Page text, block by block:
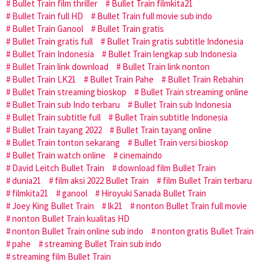
Bullet Train film thriller
Bullet Train filmkita21
Bullet Train full HD
Bullet Train full movie sub indo
Bullet Train Ganool
Bullet Train gratis
Bullet Train gratis full
Bullet Train gratis subtitle Indonesia
Bullet Train Indonesia
Bullet Train lengkap sub Indonesia
Bullet Train link download
Bullet Train link nonton
Bullet Train LK21
Bullet Train Pahe
Bullet Train Rebahin
Bullet Train streaming bioskop
Bullet Train streaming online
Bullet Train sub Indo terbaru
Bullet Train sub Indonesia
Bullet Train subtitle full
Bullet Train subtitle Indonesia
Bullet Train tayang 2022
Bullet Train tayang online
Bullet Train tonton sekarang
Bullet Train versi bioskop
Bullet Train watch online
cinemaindo
David Leitch Bullet Train
download film Bullet Train
dunia21
film aksi 2022 Bullet Train
film Bullet Train terbaru
filmkita21
ganool
Hiroyuki Sanada Bullet Train
Joey King Bullet Train
lk21
nonton Bullet Train full movie
nonton Bullet Train kualitas HD
nonton Bullet Train online sub indo
nonton gratis Bullet Train
pahe
streaming Bullet Train sub indo
streaming film Bullet Train